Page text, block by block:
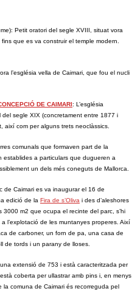
Petit oratori del segle XVIII, situat vora
que es va construir el temple modern.
l’església vella de Caimari, que fou el nucli
DE CAIMARI: L’església
segle XIX (concretament entre 1877 i
així com per alguns trets neoclàssics.
comunals que formaven part de la
a particulars que dugueren a
un dels més coneguts de Mallorca.
de Caimari es va inaugurar el 16 de
edició de la Fira de s’Oliva i des d’aleshores
3000 m2 que ocupa el recinte del parc, s’hi
l’explotació de les muntanyes properes. Així
de carboner, un forn de pa, una casa de
de tords i un parany de lloses.
extensió de 753 i està caracteritzada per
coberta per ullastrar amb pins i, en menys
la comuna de Caimari és recorreguda pel